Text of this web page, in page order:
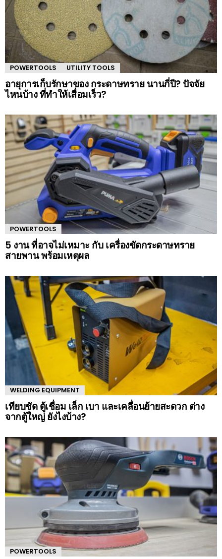
POWERTOOLS UTILITY TOOLS
อายุการเก็บรักษาของ กระดาษทราย นานกี่ปี? ปัจจัย
ไหนบ้าง ที่ทำให้เสื่อมเร็ว?
POWERTOOLS
5 งาน ที่อาจไม่เหมาะ กับ เครื่องขัดกระดาษทราย
สายพาน พร้อมเหตุผล
WELDING EQUIPMENT
เทียบชัด ตู้เชื่อม เล็ก เบา และเคลื่อนย้ายสะดวก ต่าง
จากตู้ใหญ่ ยังไงบ้าง?
POWERTOOLS